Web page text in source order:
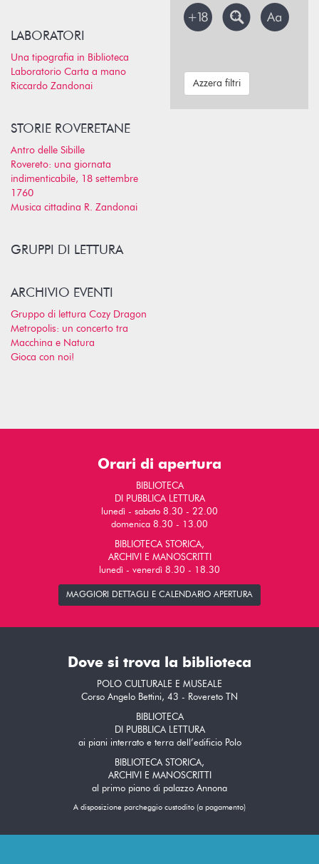
LABORATORI
Una tipografia in Biblioteca
Laboratorio Carta a mano
Riccardo Zandonai
STORIE ROVERETANE
Antro delle Sibille
Rovereto: una giornata
indimenticabile, 18 settembre
1760
Musica cittadina R. Zandonai
GRUPPI DI LETTURA
ARCHIVIO EVENTI
Gruppo di lettura Cozy Dragon
Metropolis: un concerto tra
Macchina e Natura
Gioca con noi!
Azzera filtri
Orari di apertura
BIBLIOTECA
DI PUBBLICA LETTURA
lunedì - sabato 8.30 - 22.00
domenica 8.30 - 13.00
BIBLIOTECA STORICA,
ARCHIVI E MANOSCRITTI
lunedì - venerdì 8.30 - 18.30
MAGGIORI DETTAGLI E CALENDARIO APERTURA
Dove si trova la biblioteca
POLO CULTURALE E MUSEALE
Corso Angelo Bettini, 43 - Rovereto TN
BIBLIOTECA
DI PUBBLICA LETTURA
ai piani interrato e terra dell’edificio Polo
BIBLIOTECA STORICA,
ARCHIVI E MANOSCRITTI
al primo piano di palazzo Annona
A disposizione parcheggio custodito (a pagamento)